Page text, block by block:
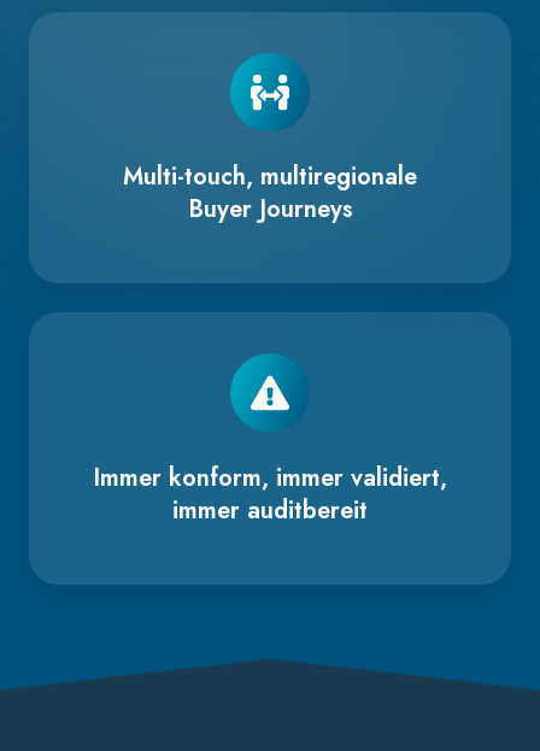
Multi-touch, multiregionale
Buyer Journeys
Immer konform, immer validiert,
immer auditbereit